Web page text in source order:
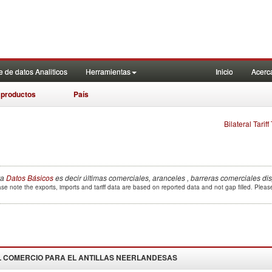
de datos Analiticos Herramientas Inicio
País
Bilateral
Datos Básicoses decir últimas comerciales, aranceles , barreras comerciales
note the exports, imports and tariff data are based on reported data and not gap filled.
PARA ELANTILLAS NEERLANDESAS